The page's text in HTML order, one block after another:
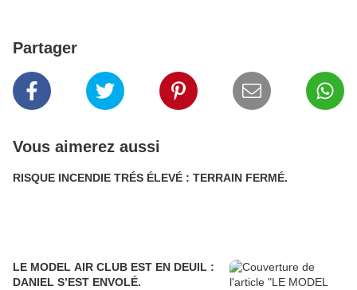
Partager
Vous aimerez aussi
RISQUE INCENDIE TRÉS ÉLEVÉ : TERRAIN FERMÉ.
LE MODEL AIR CLUB EST EN DEUIL :
DANIEL S’EST ENVOLÉ.